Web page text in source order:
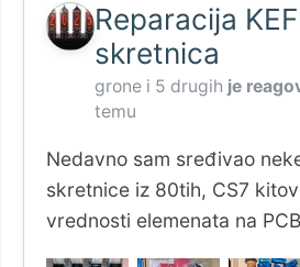
Reparacija
skretnica
grone i 5 drugih je
temu
Nedavno sam sređivao
skretnice iz 80tih, CS7
vrednosti elemenata na